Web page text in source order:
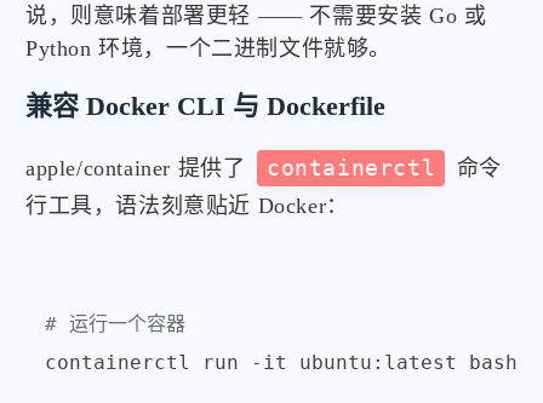
说，则意味着部署更轻 —— 不需要安装 Go 或
Python 环境，一个二进制文件就够。
兼容 Docker CLI 与 Dockerfile
apple/container 提供了 containerctl
命令
行工具，语法刻意贴近 Docker：
# 运行一个容器
containerctl run -it ubuntu:latest bash